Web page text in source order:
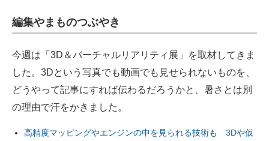
編集やまものつぶやき
今週は「3D＆バーチャルリアリティ展」を取材してきま
した。3Dという写真でも動画でも見せられないものを、
どうやって記事にすれば伝わるだろうかと、暑さとは別
の理由で汗をかきました。
高精度マッピングやエンジンの中を見られる技術も 3Dや仮